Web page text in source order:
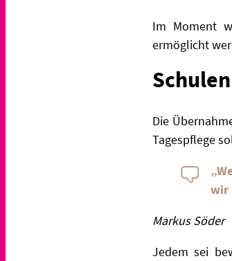
Im Moment
ermöglicht
Die
Tagespflege
wir
Markus Söder
Jedem sei